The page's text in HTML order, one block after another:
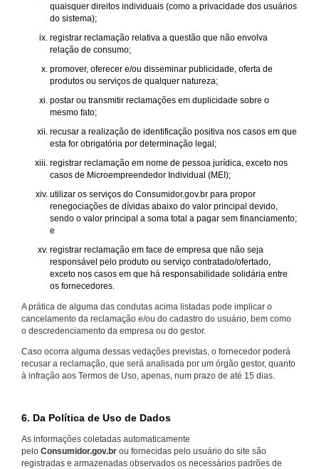
quaisquer direitos individuais (como a privacidade dos usuários
do sistema);
registrar reclamação relativa a questão que não envolva
relação de consumo;
promover, oferecer e/ou disseminar publicidade, oferta de
produtos ou serviços de qualquer natureza;
postar ou transmitir reclamações em duplicidade sobre o
mesmo fato;
recusar a realização de identificação positiva nos casos em que
esta for obrigatória por determinação legal;
registrar reclamação em nome de pessoa jurídica, exceto nos
casos de Microempreendedor Individual (MEI);
utilizar os serviços do Consumidor.gov.br para propor
renegociações de dívidas abaixo do valor principal devido,
sendo o valor principal a soma total a pagar sem financiamento;
e
registrar reclamação em face de empresa que não seja
responsável pelo produto ou serviço contratado/ofertado,
exceto nos casos em que há responsabilidade solidária entre
os fornecedores.
A prática de alguma das condutas acima listadas pode implicar o
cancelamento da reclamação e/ou do cadastro do usuário, bem como
o descredenciamento da empresa ou do gestor.
Caso ocorra alguma dessas vedações previstas, o fornecedor poderá
recusar a reclamação, que será analisada por um órgão gestor, quanto
à infração aos Termos de Uso, apenas, num prazo de até 15 dias.
6. Da Política de Uso de Dados
As informações coletadas automaticamente
pelo Consumidor.gov.br ou fornecidas pelo usuário do site são
registradas e armazenadas observados os necessários padrões de